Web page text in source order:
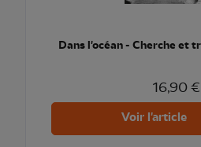
Dans l'océan - Cherche et
16,90 €
Voir l'article